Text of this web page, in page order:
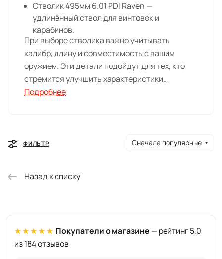
Стволик 495мм 6.01 PDI Raven —
удлинённый ствол для винтовок и
карабинов.
При выборе стволика важно учитывать
калибр, длину и совместимость с вашим
оружием. Эти детали подойдут для тех, кто
стремится улучшить характеристики
страйкбольного оружия. Доставка
Подробнее
ФИЛЬТР Сначала популярные
Назад к списку
★★★★★ Покупатели о магазине — рейтинг 5,0
из 184 отзывов